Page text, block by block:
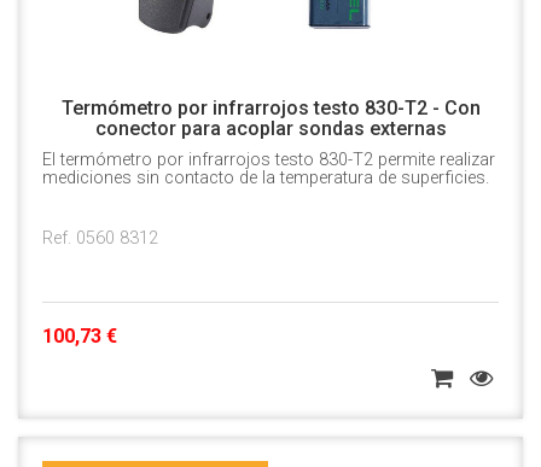
Termómetro por infrarrojos testo 830-T2 - Con
conector para acoplar sondas externas
El termómetro por infrarrojos testo 830-T2 permite realizar
mediciones sin contacto de la temperatura de superficies.
Ref. 0560 8312
100,73 €